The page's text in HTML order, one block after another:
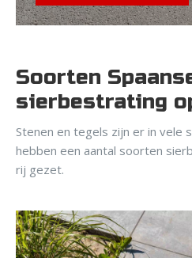
Soorten
sierbestrating
Stenen en tegels zijn er in vele
hebben een aantal soorten
rij gezet.